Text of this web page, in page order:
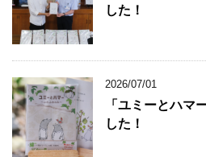
した！
2026/07/01
「ユミーとハマ
した！